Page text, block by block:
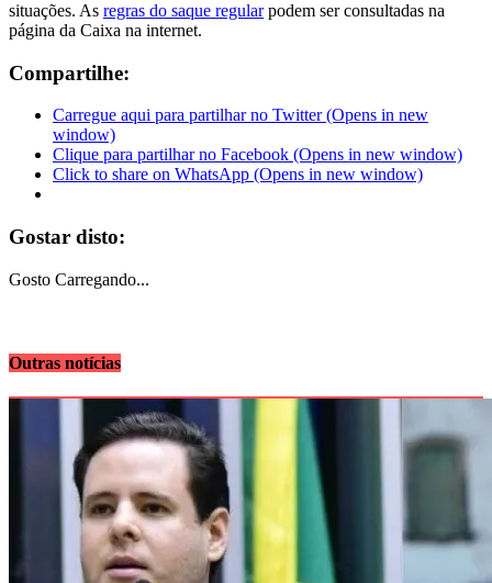
situações. As regras do saque regularpodem ser consultadas na
página da Caixa na internet.
Compartilhe:
Carregue aqui para partilhar no Twitter (Opens in new
window)
Clique para partilhar no Facebook (Opens in new window)
Click to share on WhatsApp (Opens in new window)
Gostar disto:
Gosto Carregando...
Outras notícias